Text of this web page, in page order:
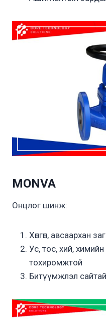
MONVA
Онцлог шинж:
Хөнгөн, авсаархан
Ус, тос, хий,
тохиромжтой
Битүүмжлэл сайтай